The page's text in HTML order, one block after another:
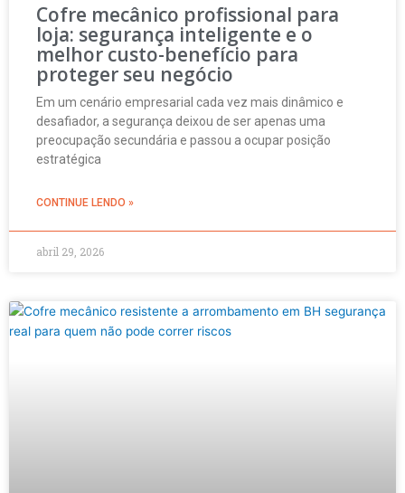
Cofre mecânico profissional para
loja: segurança inteligente e o
melhor custo-benefício para
proteger seu negócio
Em um cenário empresarial cada vez mais dinâmico e
desafiador, a segurança deixou de ser apenas uma
preocupação secundária e passou a ocupar posição
estratégica
CONTINUE LENDO »
abril 29, 2026